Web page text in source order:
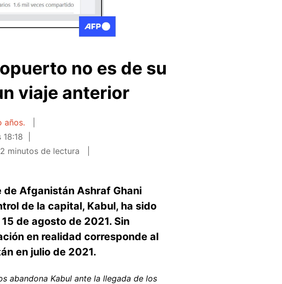
no es de su
viaje anterior
años.
2 minutos de lectura
Afganistán Ashraf Ghani
de la capital, Kabul, ha sido
de agosto de 2021. Sin
en realidad corresponde al
en julio de 2021.
abandona Kabul ante la llegada de los